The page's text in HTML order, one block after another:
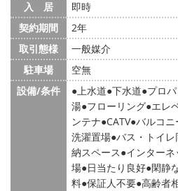
入 居
即時
契約期間
2年
取引態様
一般媒介
駐車場
空無
設備/条件
上水道 下水道 プロ
湯 フローリング エレ
ンテナ CATV バルコニ
洗濯置場 バス・トイレ
納スペース インター
場 日当たり良好 閑静
料 保証人不要 高齢者